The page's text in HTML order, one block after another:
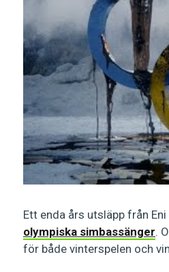
Ett enda års utsläpp från
olympiska simbassänger.
för både vinterspelen och